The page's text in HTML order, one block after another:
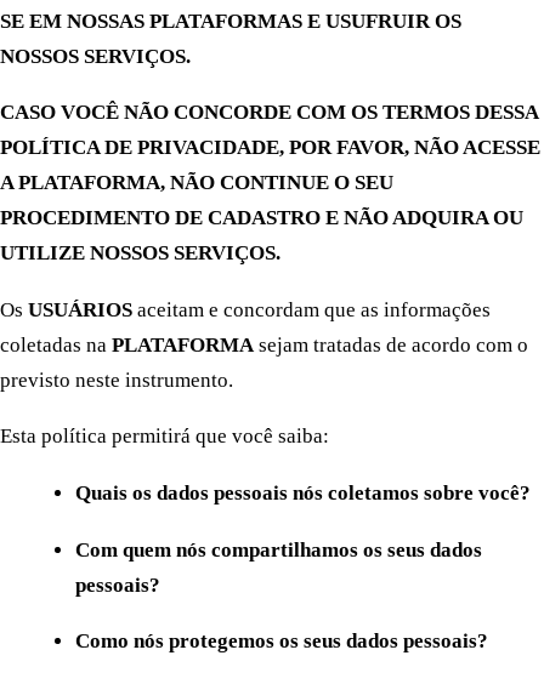
SE EM NOSSAS PLATAFORMAS E USUFRUIR OS
NOSSOS SERVIÇOS.
CASO VOCÊ NÃO CONCORDE COM OS TERMOS DESSA
POLÍTICA DE PRIVACIDADE, POR FAVOR, NÃO ACESSE
A PLATAFORMA, NÃO CONTINUE O SEU
PROCEDIMENTO DE CADASTRO E NÃO ADQUIRA OU
UTILIZE NOSSOS SERVIÇOS.
Os USUÁRIOS aceitam e concordam que as informações
coletadas na PLATAFORMA sejam tratadas de acordo com o
previsto neste instrumento.
Esta política permitirá que você saiba:
Quais os dados pessoais nós coletamos sobre você?
Com quem nós compartilhamos os seus dados
pessoais?
Como nós protegemos os seus dados pessoais?